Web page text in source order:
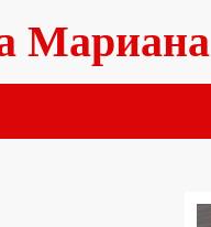
Мариана